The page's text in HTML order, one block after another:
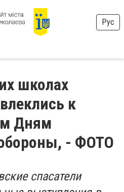
Рус
школах
к
Дням
- ФОТО
спасатели